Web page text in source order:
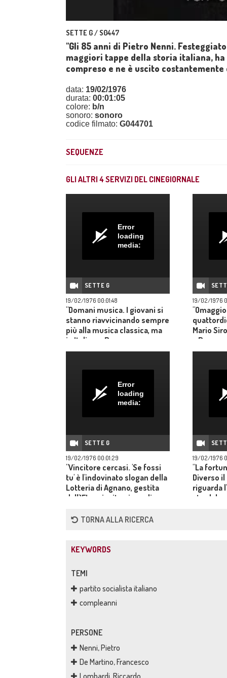
SETTE G / S0447
"Gli 85 anni di Pietro Nenni.
maggiori tappe della storia italiana,
compreso e ne è uscito
data: 19/02/1976
durata: 00:01:05
colore: b/n
sonoro: sonoro
codice filmato: G044701
SEQUENZE
GLI ALTRI 4SERVIZI DEL CINEGIORNALE
Error
loading
media:
SETTE G
19/02/1976 00:01:48
"Domani musica. I giovani si
stanno riavvicinando sempre
più alla musica classica, ma
in Italia e a Roma
specialmente mancano le
fuori la protesta".
19/02/1976
Mario
a Roma
rotonda
mostra
Error
loading
media:
SETTE G
19/02/1976 00:01:29
"Vincitore cercasi. 'Se fossi
tu' è l'indovinato slogan della
Lotteria di Agnano, gestita
dall'IFI: un invito pieno di
19/02/1976
"La
Diverso
riguarda
TORNA ALLA RICERCA
KEYWORDS
TEMI
partito socialista italiano
compleanni
PERSONE
Nenni, Pietro
De Martino, Francesco
Lombardi, Riccardo